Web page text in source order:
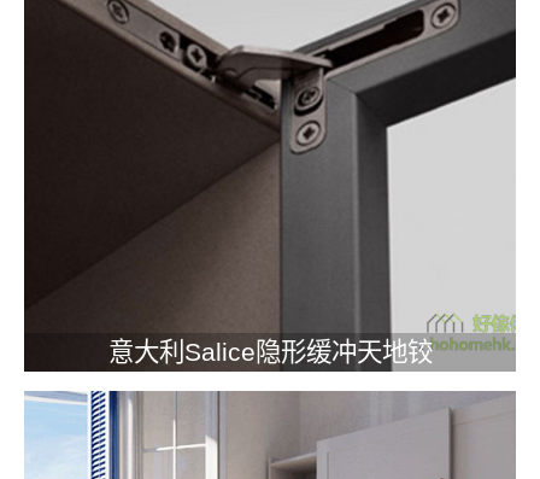
意大利Salice隐形缓冲天地铰